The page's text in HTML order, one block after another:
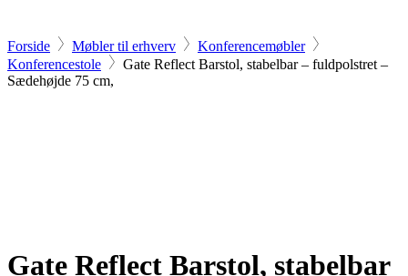
Forside Møbler til erhverv
Konferencemøbler
Konferencestole
Gate Reflect Barstol, stabelbar – fuldpolstret –
Sædehøjde 75 cm,
Gate Reflect Barstol, stabelbar